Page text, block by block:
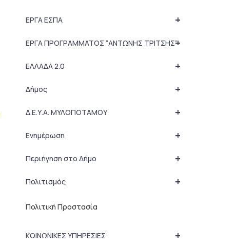
+
ΕΡΓΑ ΕΣΠΑ
+
ΕΡΓΑ ΠΡΟΓΡΑΜΜΑΤΟΣ “ΑΝΤΩΝΗΣ ΤΡΙΤΣΗΣ”
+
ΕΛΛΑΔΑ 2.0
+
Δήμος
+
Δ.Ε.Υ.Α. ΜΥΛΟΠΟΤΑΜΟΥ
+
Ενημέρωση
+
Περιήγηση στο Δήμο
+
Πολιτισμός
Πολιτική Προστασία
+
ΚΟΙΝΩΝΙΚΕΣ ΥΠΗΡΕΣΙΕΣ